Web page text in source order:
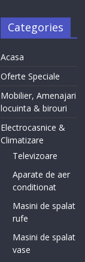
Categories
Acasa
Oferte Speciale
Mobilier, Amenajari
locuinta & birouri
Electrocasnice &
Climatizare
Televizoare
Aparate de aer
conditionat
Masini de spalat
rufe
Masini de spalat
vase